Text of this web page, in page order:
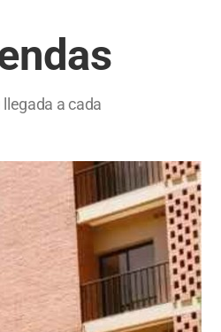
a cada